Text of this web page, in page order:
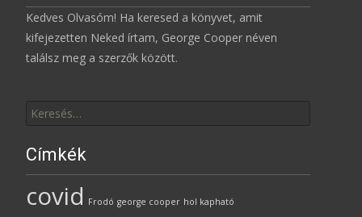
Kedves Olvasóm! Ha keresed a könyvet, amit
kifejezetten Neked írtam, George Cooper néven
találsz meg a szerzők között.
erre:
Címkék
covid Frodó george cooper hol kapható